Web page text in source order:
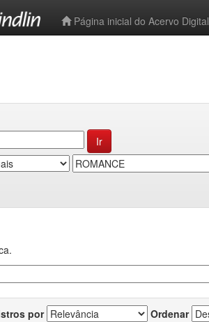
Página inicial do Acervo Digital
por Ordenar